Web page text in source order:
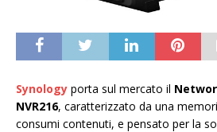
Synology porta sul mercato il
NVR216, caratterizzato da una
consumi contenuti, e pensato per la